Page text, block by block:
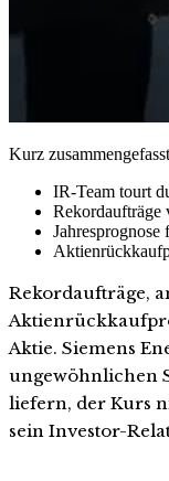
Kurz zusammengefasst
IR-Team tourt
Rekordaufträge,
Aktie. Siemens
ungewöhnlichen
liefern, der Kurs
sein Investor-